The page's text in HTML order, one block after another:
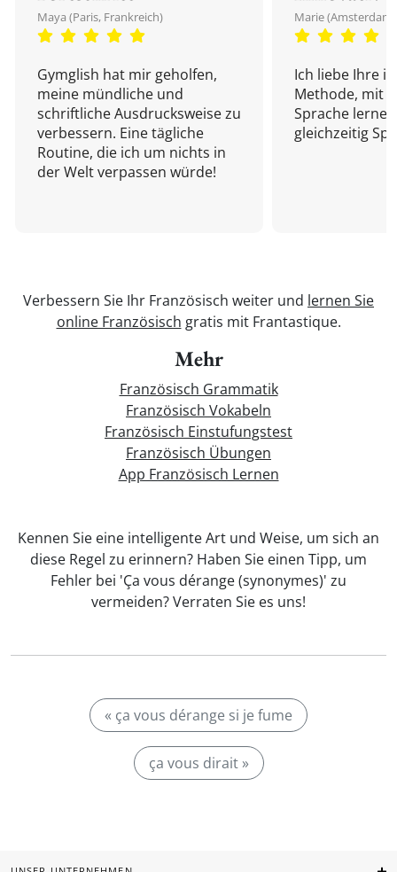
Maya (Paris, Frankreich)
Gymglish hat mir geholfen,
meine mündliche und
schriftliche Ausdrucksweise zu
verbessern. Eine tägliche
Routine, die ich um nichts in
der Welt verpassen würde!
Marie
Ich liebe Ihre
Methode, mit
Sprache
gleichzeitig
Verbessern Sie Ihr Französisch weiter und lernen Sie
online Französisch gratis mit Frantastique.
Mehr
Französisch Grammatik
Französisch Vokabeln
Französisch Einstufungstest
Französisch Übungen
App Französisch Lernen
Kennen Sie eine intelligente Art und Weise, um sich an
diese Regel zu erinnern? Haben Sie einen Tipp, um
Fehler bei 'Ça vous dérange (synonymes)' zu
vermeiden? Verraten Sie es uns!
« ça vous dérange si je fume
ça vous dirait »